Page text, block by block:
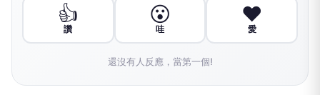
👍
讚
😮
哇
❤️
愛
還沒有人反應，當第一個!